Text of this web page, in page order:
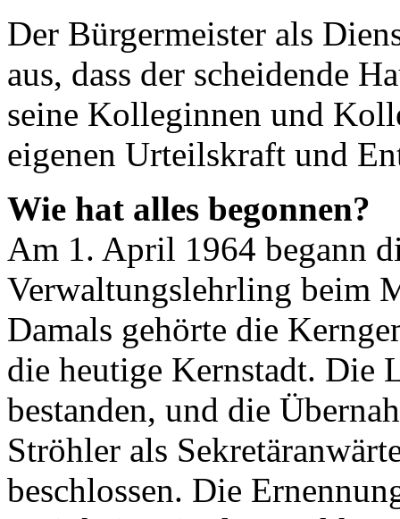
Der Bürgermeister als
aus, dass der scheidende
seine Kolleginnen und
eigenen Urteilskraft und
Wie hat alles begonnen?
Am 1. April 1964 begann
Verwaltungslehrling beim
Damals gehörte die
die heutige Kernstadt. Die
bestanden, und die
Ströhler als
beschlossen. Die